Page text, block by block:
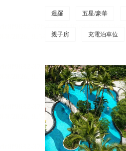
暹羅 五星/豪華
親子房 充電泊車位